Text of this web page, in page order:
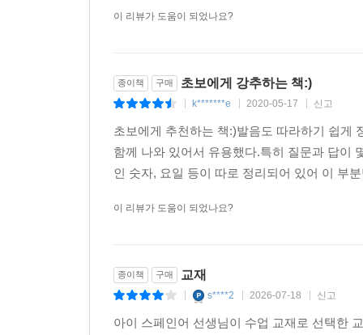
이 리뷰가 도움이 되었나요?
종이책 구매 초보에게 강추하는 책:)
k*******e 2020-05-17 신고
초보에게 추천하는 책:)발음도 따라하기 쉽게
함께 나와 있어서 유용했다.특히 질문과 답이
인 숫자, 요일 등이 따로 정리되어 있어 이 부
이 리뷰가 도움이 되었나요?
종이책 구매 교재
s****2 2026-07-18 신고
아이 스페인어 선생님이 수업 교재로 선택한